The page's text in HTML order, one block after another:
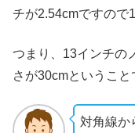
チが2.54cmですので
つまり、13インチの
さが30cmということ
対角線か